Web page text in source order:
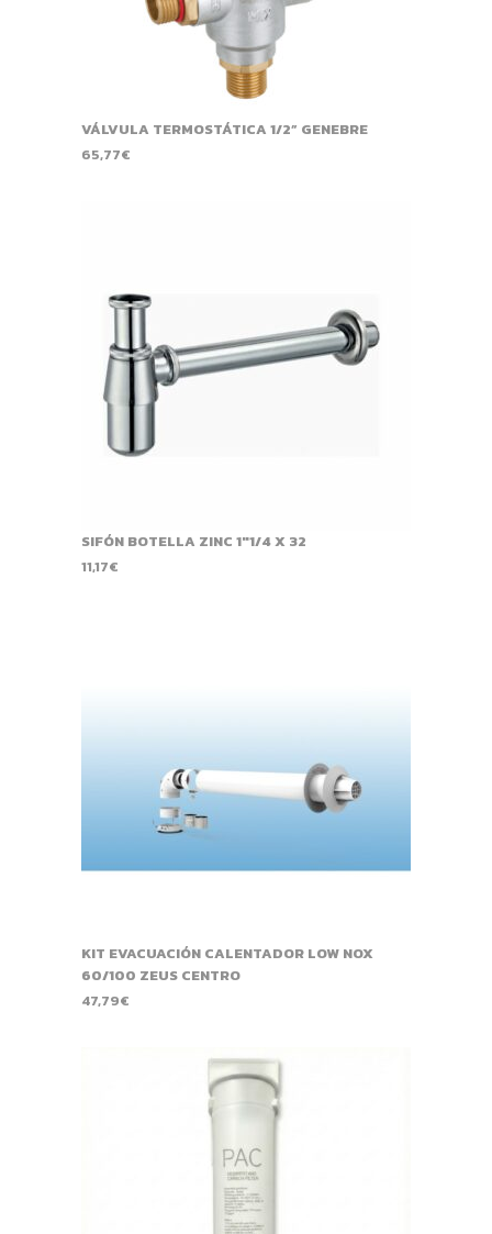
VÁLVULA TERMOSTÁTICA 1/2” GENEBRE
65,77€
SIFÓN BOTELLA ZINC 1"1/4 X 32
11,17€
KIT EVACUACIÓN CALENTADOR LOW NOX
60/100 ZEUS CENTRO
47,79€